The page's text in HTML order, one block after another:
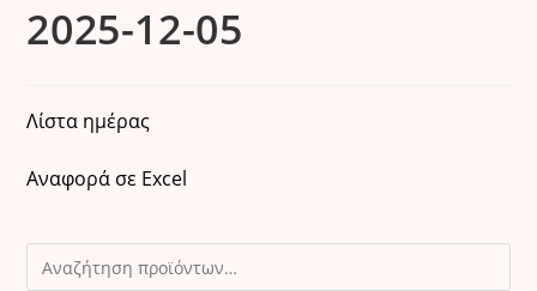
2025-12-05
Λίστα ημέρας
Αναφορά σε Excel